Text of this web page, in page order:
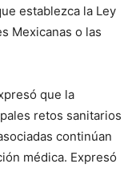
establezca la Ley
Mexicanas o las
que la
retos sanitarios
continúan
médica. Expresó